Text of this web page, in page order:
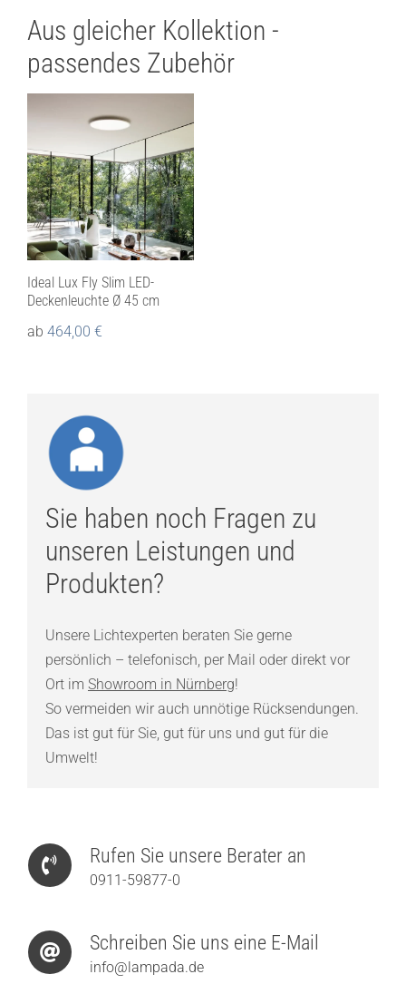
Aus gleicher Kollektion -
passendes Zubehör
Ideal Lux Fly Slim LED-
Deckenleuchte Ø 45 cm
ab 464,00 €
Sie haben noch Fragen zu
unseren Leistungen und
Produkten?
Unsere Lichtexperten beraten Sie gerne
persönlich – telefonisch, per Mail oder direkt vor
Ort im Showroom in Nürnberg!
So vermeiden wir auch unnötige Rücksendungen.
Das ist gut für Sie, gut für uns und gut für die
Umwelt!
Rufen Sie unsere Berater an
0911-59877-0
Schreiben Sie uns eine E-Mail
info@lampada.de